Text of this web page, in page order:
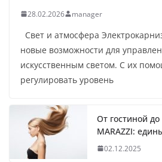
28.02.2026 manager
Свет и атмосфера
новые возможности для
искусственным светом. С их
регулировать уровень
От гостиной до
MARAZZI:
02.12.2025